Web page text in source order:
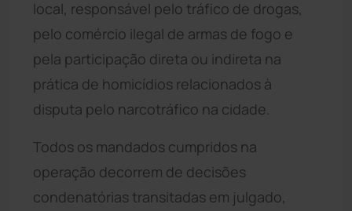
local, responsável pelo tráfico de drogas,
pelo comércio ilegal de armas de fogo e
pela participação direta ou indireta na
prática de homicídios relacionados à
disputa pelo narcotráfico na cidade.
Todos os mandados cumpridos na
operação decorrem de decisões
condenatórias transitadas em julgado,